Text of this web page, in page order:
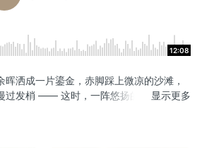
12:08
晖洒成一片鎏金，赤脚踩上微凉的沙滩，
过发梢 —— 这时，一阵悠扬的钢琴声，便
独属于海岸的温柔絮语。
显示更多